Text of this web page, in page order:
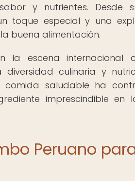
y nutrientes. Desde
toque especial y una
buena alimentación.
la escena internacional
culinaria y
comida saludable ha
imprescindible en
Peruano